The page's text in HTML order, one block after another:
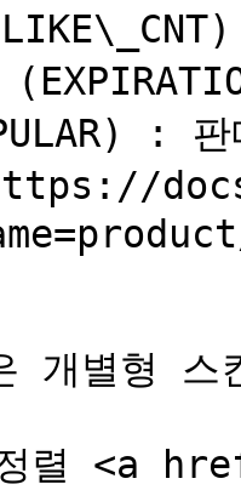
개별형 스
렬 <a